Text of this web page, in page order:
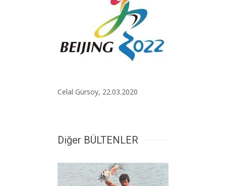
Celal Gürsoy, 22.03.2020
Diğer BÜLTENLER